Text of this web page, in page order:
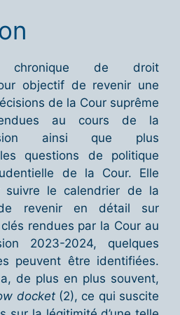
chronique de droit
objectif de revenir une
de la Cour suprême
au cours de la
ainsi que plus
questions de politique
de la Cour. Elle
suivre le calendrier de la
revenir en détail sur
rendues par la Cour au
2023-2024, quelques
peuvent être identifiées.
de plus en plus souvent,
docket (2), ce qui suscite